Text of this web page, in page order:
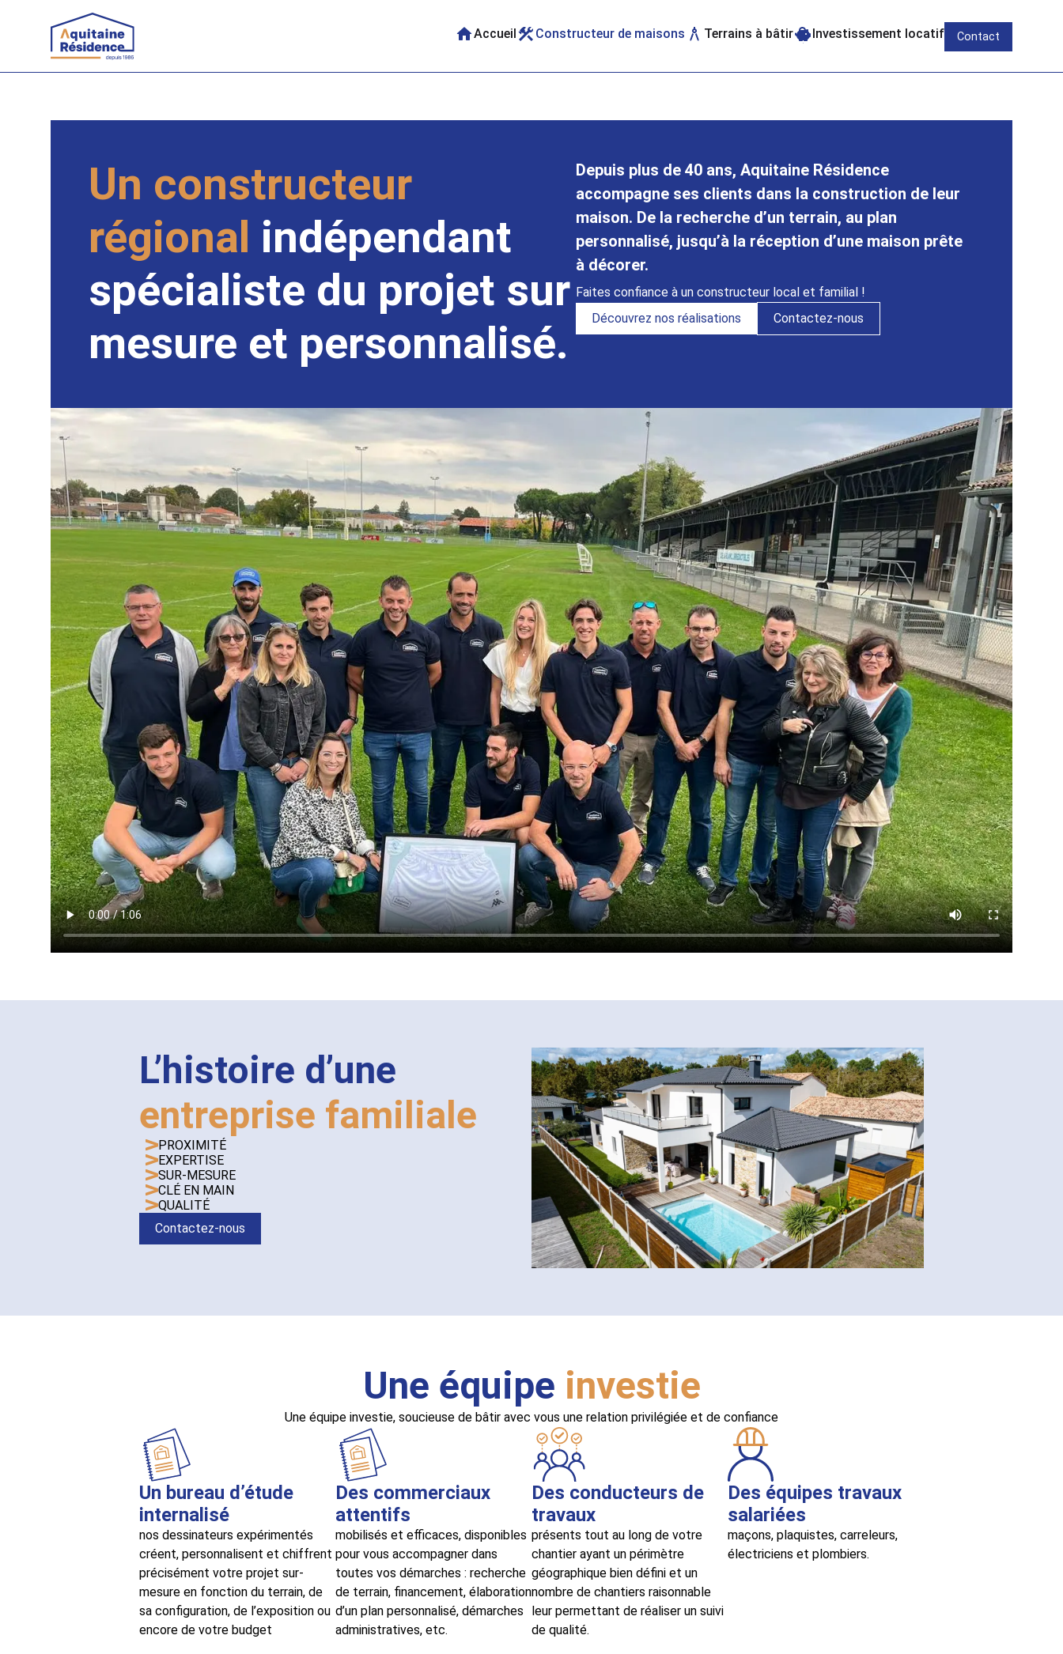
Accueil Constructeur de maisons Terrains à bâtir Investissement locatif Contact
Un constructeur
régional indépendant
spécialiste du projet sur
mesure et personnalisé.
Depuis plus de 40 ans, Aquitaine Résidence
accompagne ses clients dans la construction de leur
maison. De la recherche d’un terrain, au plan
personnalisé, jusqu’à la réception d’une maison prête
à décorer.
Faites confiance à un constructeur local et familial !
Découvrez nos réalisations
Contactez-nous
L’histoire d’une
entreprise familiale
PROXIMITÉ
EXPERTISE
SUR-MESURE
CLÉ EN MAIN
QUALITÉ
Contactez-nous
Une équipe investie
Une équipe investie, soucieuse de bâtir avec vous une relation privilégiée et de confiance
Un bureau d’étude
internalisé
nos dessinateurs expérimentés
créent, personnalisent et chiffrent
précisément votre projet sur-
mesure en fonction du terrain, de
sa configuration, de l’exposition ou
encore de votre budget
Des commerciaux
attentifs
mobilisés et efficaces, disponibles
pour vous accompagner dans
toutes vos démarches : recherche
de terrain, financement, élaboration
d’un plan personnalisé, démarches
administratives, etc.
Des conducteurs de
travaux
présents tout au long de votre
chantier ayant un périmètre
géographique bien défini et un
nombre de chantiers raisonnable
leur permettant de réaliser un suivi
de qualité.
Des équipes travaux
salariées
maçons, plaquistes, carreleurs,
électriciens et plombiers.